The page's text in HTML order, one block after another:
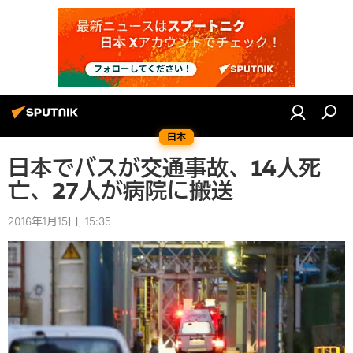
日本
日本でバスが交通事故、14人死
亡、27人が病院に搬送
2016年1月15日, 15:35